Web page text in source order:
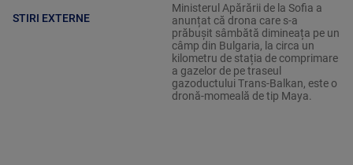
STIRI EXTERNE
Ministerul Apărării de la Sofia a
anunțat că drona care s-a
prăbușit sâmbătă dimineața pe un
câmp din Bulgaria, la circa un
kilometru de stația de comprimare
a gazelor de pe traseul
gazoductului Trans-Balkan, este o
dronă-momeală de tip Maya.